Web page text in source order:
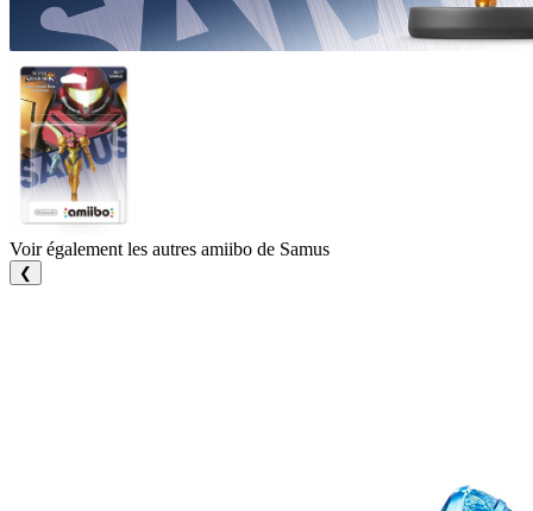
Voir également les autres amiibo de Samus
❮